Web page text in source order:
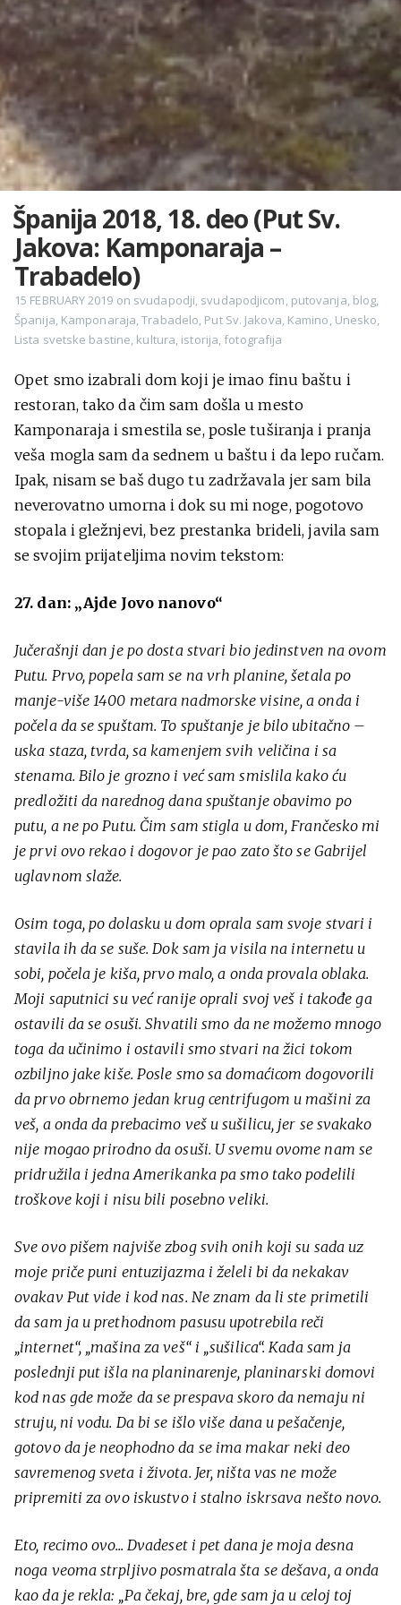
Španija 2018, 18. deo (Put Sv.
Jakova: Kamponaraja –
Trabadelo)
15 FEBRUARY 2019 on svudapodji, svudapodjicom, putovanja, blog,
Španija, Kamponaraja,Trabadelo, Put Sv. Jakova, Kamino, Unesko,
Lista svetske bastine, kultura, istorija, fotografija
Opet smo izabrali dom koji je imao finu baštu i
restoran, tako da čim sam došla u mesto
Kamponaraja i smestila se, posle tuširanja i pranja
veša mogla sam da sednem u baštu i da lepo ručam.
Ipak, nisam se baš dugo tu zadržavala jer sam bila
neverovatno umorna i dok su mi noge, pogotovo
stopala i gležnjevi, bez prestanka brideli, javila sam
se svojim prijateljima novim tekstom:
27. dan: „Ajde Jovo nanovo“
Jučerašnji dan je po dosta stvari bio jedinstven na ovom
Putu. Prvo, popela sam se na vrh planine, šetala po
manje-više 1400 metara nadmorske visine, a onda i
počela da se spuštam. To spuštanje je bilo ubitačno –
uska staza, tvrda, sa kamenjem svih veličina i sa
stenama. Bilo je grozno i već sam smislila kako ću
predložiti da narednog dana spuštanje obavimo po
putu, a ne po Putu. Čim sam stigla u dom, Frančesko mi
je prvi ovo rekao i dogovor je pao zato što se Gabrijel
uglavnom slaže.
Osim toga, po dolasku u dom oprala sam svoje stvari i
stavila ih da se suše. Dok sam ja visila na internetu u
sobi, počela je kiša, prvo malo, a onda provala oblaka.
Moji saputnici su već ranije oprali svoj veš i takođe ga
ostavili da se osuši. Shvatili smo da ne možemo mnogo
toga da učinimo i ostavili smo stvari na žici tokom
ozbiljno jake kiše. Posle smo sa domaćicom dogovorili
da prvo obrnemo jedan krug centrifugom u mašini za
veš, a onda da prebacimo veš u sušilicu, jer se svakako
nije mogao prirodno da osuši. U svemu ovome nam se
pridružila i jedna Amerikanka pa smo tako podelili
troškove koji i nisu bili posebno veliki.
Sve ovo pišem najviše zbog svih onih koji su sada uz
moje priče puni entuzijazma i želeli bi da nekakav
ovakav Put vide i kod nas. Ne znam da li ste primetili
da sam ja u prethodnom pasusu upotrebila reči
„internet“, „mašina za veš“ i „sušilica“. Kada sam ja
poslednji put išla na planinarenje, planinarski domovi
kod nas gde može da se prespava skoro da nemaju ni
struju, ni vodu. Da bi se išlo više dana u pešačenje,
gotovo da je neophodno da se ima makar neki deo
savremenog sveta i života. Jer, ništa vas ne može
pripremiti za ovo iskustvo i stalno iskrsava nešto novo.
Eto, recimo ovo... Dvadeset i pet dana je moja desna
noga veoma strpljivo posmatrala šta se dešava, a onda
kao da je rekla: „Pa čekaj, bre, gde sam ja u celoj toj